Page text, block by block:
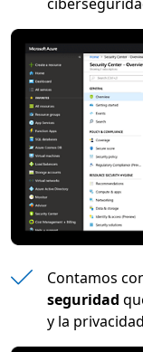
Contamos
seguridad
y la